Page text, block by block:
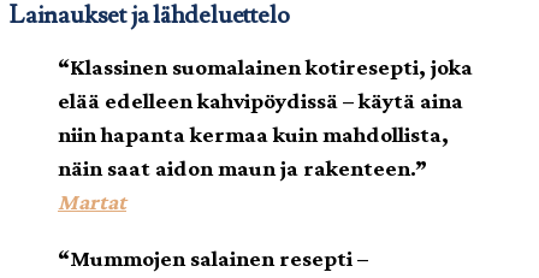
Lainaukset ja lähdeluettelo
“Klassinen suomalainen kotiresepti, joka
elää edelleen kahvipöydissä – käytä aina
niin hapanta kermaa kuin mahdollista,
näin saat aidon maun ja rakenteen.”
Martat
“Mummojen salainen resepti –